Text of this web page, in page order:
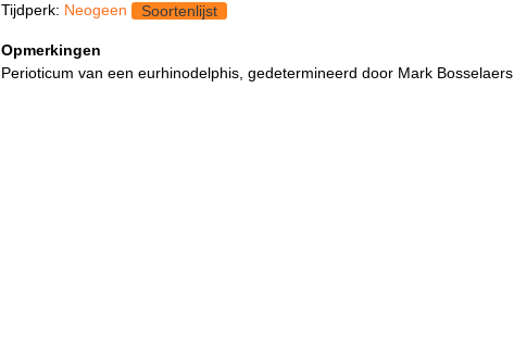
Tijdperk: Neogeen Soortenlijst
Opmerkingen
Perioticum van een eurhinodelphis, gedetermineerd door Mark Bosselaers